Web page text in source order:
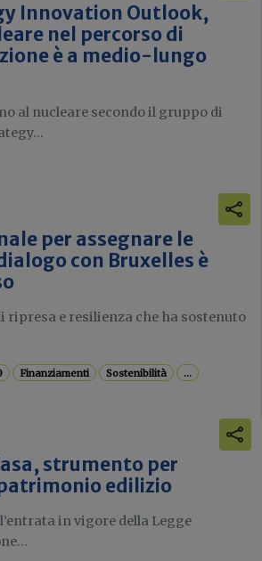
Innovation Outlook,
nel percorso di
è a medio-lungo
al nucleare secondo il gruppo di
per assegnare le
con Bruxelles è
ripresa e resilienza che ha sostenuto
Finanziamenti Sostenibilità ...
strumento per
edilizio
in vigore della Legge